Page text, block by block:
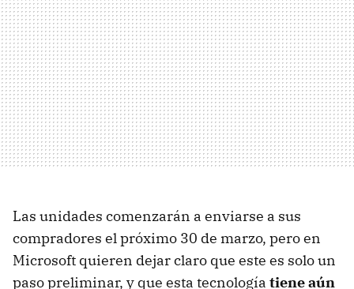
Las unidades comenzarán a enviarse a sus
compradores el próximo 30 de marzo, pero en
Microsoft quieren dejar claro que este es solo un
paso preliminar, y que esta tecnología tiene aún